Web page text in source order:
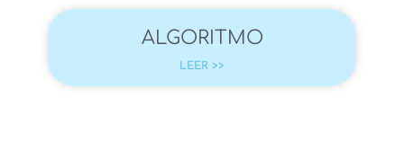
ALGORITMO
LEER >>